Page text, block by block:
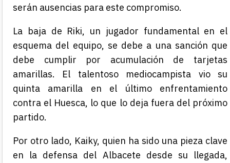
serán ausencias para este compromiso.
La baja de Riki, un jugador fundamental en el
esquema del equipo, se debe a una sanción que
debe cumplir por acumulación de tarjetas
amarillas. El talentoso mediocampista vio su
quinta amarilla en el último enfrentamiento
contra el Huesca, lo que lo deja fuera del próximo
partido.
Por otro lado, Kaiky, quien ha sido una pieza clave
en la defensa del Albacete desde su llegada,